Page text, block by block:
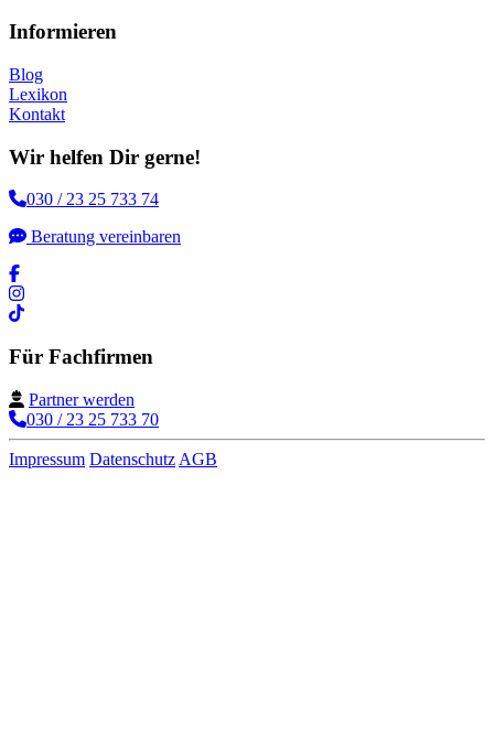
Informieren
Blog
Lexikon
Kontakt
Wir helfen Dir gerne!
030 / 23 25 733 74
Beratung vereinbaren
Für Fachfirmen
Partner werden
030 / 23 25 733 70
Impressum Datenschutz AGB